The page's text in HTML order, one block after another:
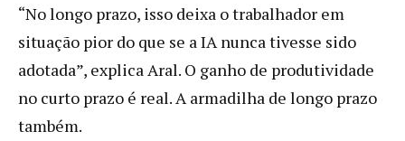
“No longo prazo, isso deixa o trabalhador em
situação pior do que se a IA nunca tivesse sido
adotada”, explica Aral. O ganho de produtividade
no curto prazo é real. A armadilha de longo prazo
também.